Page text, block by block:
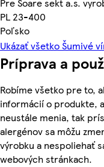
PL 23-400
Poľsko
Ukázať všetko Šumivé
Príprava a
Robíme všetko pre to,
informácií o produkte,
neustále menia, tak
alergénov sa môžu
výrobku a nespoliehať
webových stránkach.